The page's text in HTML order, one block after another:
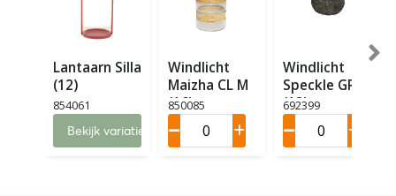
Lantaarn Silla
(12)
854061
Bekijk variaties
Windlicht
Maizha CL M
(16)
850085
Windlicht
Speckle GR
(12)
692399